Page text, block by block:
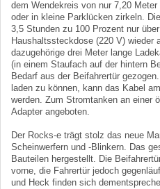
dem Wendekreis von nur 7,20
oder in kleine Parklücken zirkeln.
3,5 Stunden zu 100 Prozent nur
Haushaltssteckdose (220 V) wieder
dazugehörige drei Meter lange
(in einem Staufach auf der hintern
Bedarf aus der Beifahrertür
laden zu können, kann das Kabel
werden. Zum Stromtanken an einer
Adapter angeboten.
Der Rocks-e trägt stolz das neue
Scheinwerfern und ‑Blinkern. Das
Bauteilen hergestellt. Die
vorne, die Fahrertür jedoch
und Heck finden sich